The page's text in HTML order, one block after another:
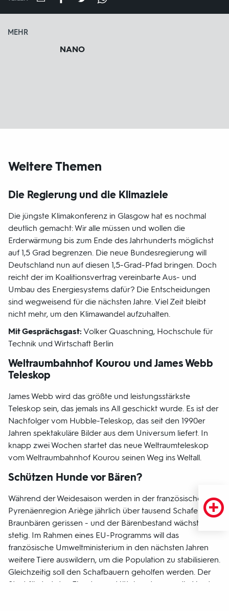
MEHR
NANO
Weitere Themen
Die Regierung und die Klimaziele
Die jüngste Klimakonferenz in Glasgow hat es nochmal
deutlich gemacht: Wir alle müssen und wollen die
Erderwärmung bis zum Ende des Jahrhunderts möglichst
auf 1,5 Grad begrenzen. Die neue Bundesregierung will
Deutschland nun auf diesen 1,5-Grad-Pfad bringen. Doch
reicht der im Koalitionsvertrag vereinbarte Aus- und
Umbau des Energiesystems dafür? Die Entscheidungen
sind wegweisend für die nächsten Jahre. Viel Zeit bleibt
nicht mehr, um den Klimawandel aufzuhalten.
Mit Gesprächsgast: Volker Quaschning, Hochschule für
Technik und Wirtschaft Berlin
Weltraumbahnhof Kourou und James Webb
Teleskop
James Webb wird das größte und leistungsstärkste
Teleskop sein, das jemals ins All geschickt wurde. Es ist der
Nachfolger vom Hubble-Teleskop, das seit den 1990er
Jahren spektakuläre Bilder aus dem Universum liefert. In
knapp zwei Wochen startet das neue Weltraumteleskop
vom Weltraumbahnhof Kourou seinen Weg ins Weltall.
Schützen Hunde vor Bären?
Während der Weidesaison werden in der französischen
Pyrenäenregion Ariège jährlich über tausend Schafe von
Braunbären gerissen - und der Bärenbestand wächst
stetig. Im Rahmen eines EU-Programms will das
französische Umweltministerium in den nächsten Jahren
weitere Tiere auswildern, um die Population zu stabilisieren.
Gleichzeitig soll den Schafbauern geholfen werden. Der
Staat fördert den Einsatz von Hütehunden, um die Herden